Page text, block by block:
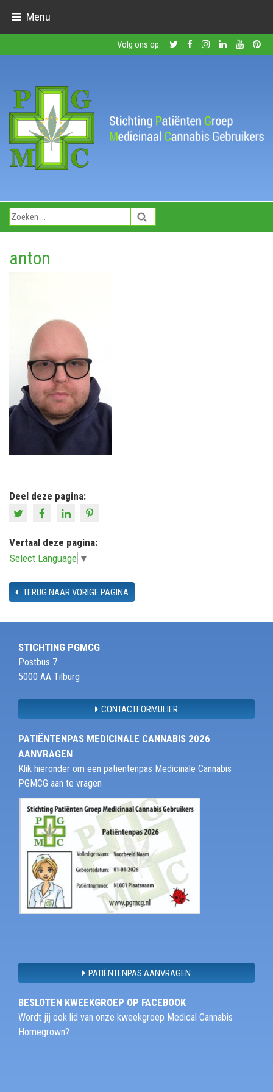
Menu
Volg ons op:
anton
Deel deze pagina:
Vertaal deze pagina:
Select Language ▼
TERUG NAAR VORIGE PAGINA
STICHTING PGMCG
Postbus 7
5000 AA Tilburg
CONTACTFORMULIER
PATIËNTENPAS MEDICINALE CANNABIS 2026
AANVRAGEN
Klik hieronder om een patiëntenpas Medicinale Cannabis
PGMCG aan te vragen
PATIËNTENPAS AANVRAGEN
BESLOTEN KWEEKGROEP OP FACEBOOK
Wordt jij ook lid van onze kweekgroep Medical Cannabis
Homegrown?